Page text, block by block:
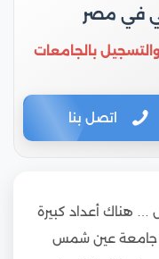
في مصر
بالجامعات
اتصل بنا
هناك أعداد كبيرة
جامعة عين شمس